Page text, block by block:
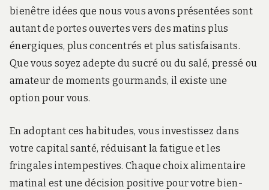
bienêtre idées que nous vous avons présentées sont
autant de portes ouvertes vers des matins plus
énergiques, plus concentrés et plus satisfaisants.
Que vous soyez adepte du sucré ou du salé, pressé ou
amateur de moments gourmands, il existe une
option pour vous.
En adoptant ces habitudes, vous investissez dans
votre capital santé, réduisant la fatigue et les
fringales intempestives. Chaque choix alimentaire
matinal est une décision positive pour votre bien-